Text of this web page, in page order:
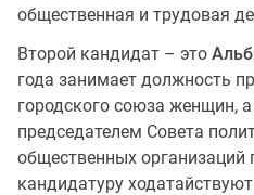
общественная и трудовая
Второй кандидат – это
года занимает должность
городского союза женщин,
председателем Совета
общественных организаций
кандидатуру